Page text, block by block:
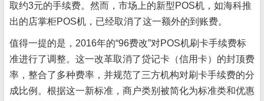
取约3元的手续费。然而，市场上的新型POS机，如海科推
出的店掌柜POS机，已经取消了这一额外的到账费。
值得一提的是，2016年的“96费改”对POS机刷卡手续费标
准进行了调整。这一改革取消了贷记卡（信用卡）的封顶费
率，整合了多种费率，并规范了三方机构对刷卡手续费的分
成比例。根据这一新标准，商户类别被简化为标准类和优惠